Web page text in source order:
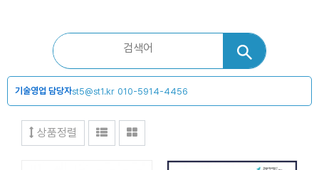
기술영업 담당자st5@st1.kr 010-5914-4456
상품정렬